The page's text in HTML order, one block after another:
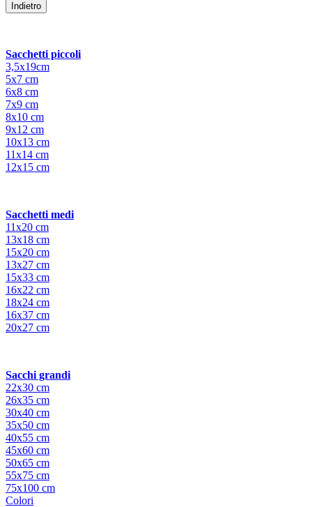
Indietro
Sacchetti piccoli
3,5x19cm
5x7 cm
6x8 cm
7x9 cm
8x10 cm
9x12 cm
10x13 cm
11x14 cm
12x15 cm
Sacchetti medi
11x20 cm
13x18 cm
15x20 cm
13x27 cm
15x33 cm
16x22 cm
18x24 cm
16x37 cm
20x27 cm
Sacchi grandi
22x30 cm
26x35 cm
30x40 cm
35x50 cm
40x55 cm
45x60 cm
50x65 cm
55x75 cm
75x100 cm
Colori